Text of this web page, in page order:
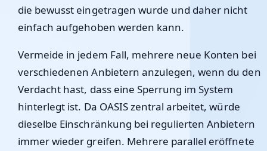
die bewusst eingetragen wurde und daher nicht
einfach aufgehoben werden kann.
Vermeide in jedem Fall, mehrere neue Konten bei
verschiedenen Anbietern anzulegen, wenn du den
Verdacht hast, dass eine Sperrung im System
hinterlegt ist. Da OASIS zentral arbeitet, würde
dieselbe Einschränkung bei regulierten Anbietern
immer wieder greifen. Mehrere parallel eröffnete